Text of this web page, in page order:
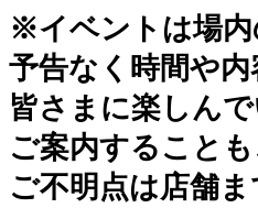
※イベントは場内
予告なく時間や
皆さまに楽しん
ご案内することも
ご不明点は店舗